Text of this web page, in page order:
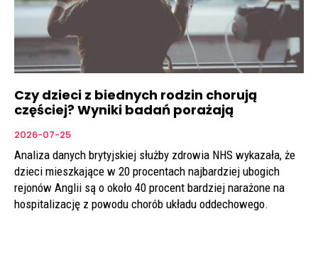
Czy dzieci z biednych rodzin chorują
częściej? Wyniki badań porażają
2026-07-25
Analiza danych brytyjskiej służby zdrowia NHS wykazała, że
dzieci mieszkające w 20 procentach najbardziej ubogich
rejonów Anglii są o około 40 procent bardziej narażone na
hospitalizację z powodu chorób układu oddechowego.